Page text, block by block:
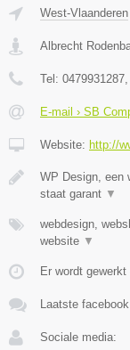
West-Vlaanderen
Albrecht
Tel: 0479931287
E-mail › SB
Website: http://
WP Design, een
staat garant ▼
webdesign,
website ▼
Er wordt gewerkt
Laatste
Sociale media: